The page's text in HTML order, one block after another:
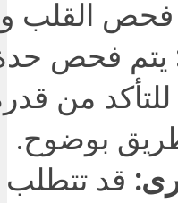
فحص القلب
يتم فحص
من
بوضوح.
قد